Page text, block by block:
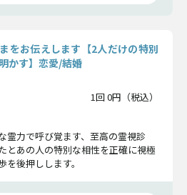
をお伝えします【2人だけの特別
かす】恋愛/結婚
1回 0円（税込）
霊力で呼び覚ます、至高の霊視診
とあの人の特別な相性を正確に視極
後押しします。